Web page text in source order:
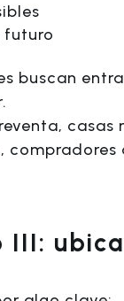
futuro
buscan
casas
compradores